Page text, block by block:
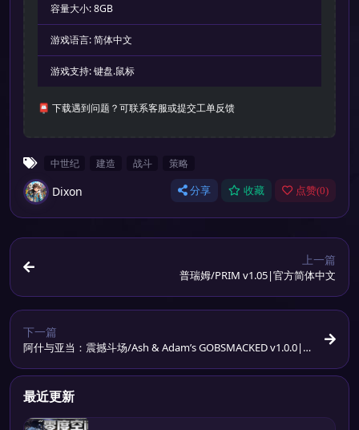
容量大小:8GB
游戏语言:简体中文
游戏支持:键盘.鼠标
📮 下载遇到问题？可联系客服或提交工单反馈
中世纪 建造 战斗 策略
Dixon 分享 收藏 点赞(0)
上一篇
普瑞姆/PRIM v1.05|官方简体中文
下一篇
阿什与亚当：震撼斗场/Ash & Adam’s GOBSMACKED v1.0.0|
最近更新